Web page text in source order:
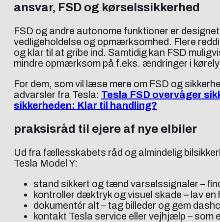
ansvar, FSD og kørselssikkerhed
FSD og andre autonome funktioner er
vedligeholdelse og opmærksomhed. Flere
og klar til at gribe ind. Samtidig kan FSD
mindre opmærksom på f.eks. ændringer i
For dem, som vil læse mere om FSD og
advarsler fra Tesla: Tesla FSD overvåger
sikkerheden: Klar til handling?
praksisråd til ejere af nye elbiler
Ud fra fællesskabets råd og almindelig
Tesla Model Y:
stand sikkert og tænd varselssignaler –
kontroller dæktryk og visuel skade – lav
dokumentér alt – tag billeder og gem
kontakt Tesla service eller vejhjælp – som